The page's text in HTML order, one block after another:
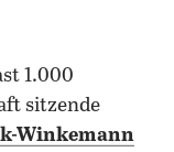
1.000
sitzende
Winkemann